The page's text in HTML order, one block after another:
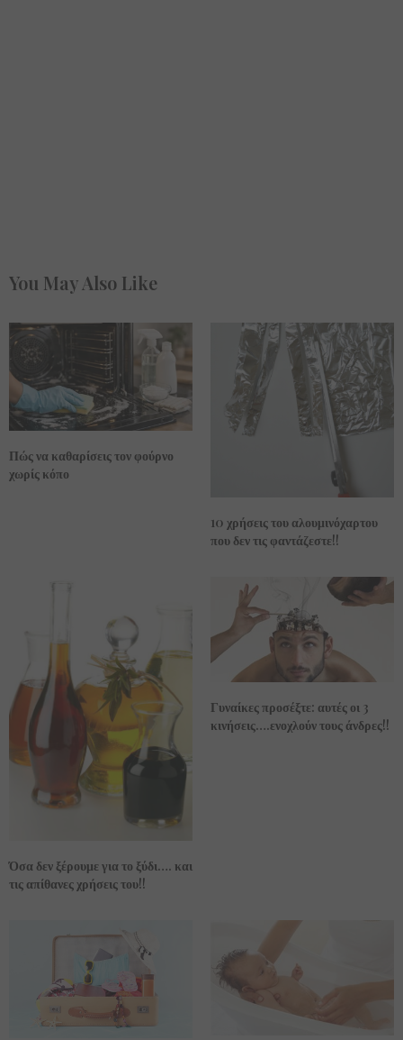
You May Also Like
Πώς να καθαρίσεις τον φούρνο
χωρίς κόπο
10 χρήσεις του αλουμινόχαρτου
που δεν τις φαντάζεστε!!
Όσα δεν ξέρουμε για το ξύδι…. και
τις απίθανες χρήσεις του!!
Γυναίκες προσέξτε: αυτές οι 3
κινήσεις….ενοχλούν τους άνδρες!!